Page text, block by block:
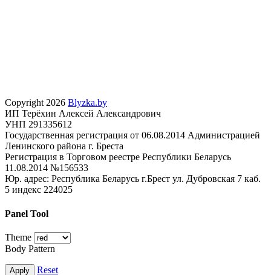
Copyright 2026 Blyzka.by
ИП Терёхин Алексей Александрович
УНП 291335612
Государственная регистрация от 06.08.2014 Администрацией
Ленинского района г. Бреста
Регистрация в Торговом реестре Республики Беларусь
11.08.2014 №156533
Юр. адрес: Республика Беларусь г.Брест ул. Дубровская 7 каб.
5 индекс 224025
Panel Tool
Theme
Body Pattern
Apply Reset